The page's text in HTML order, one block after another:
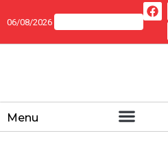
06/08/2026
Menu